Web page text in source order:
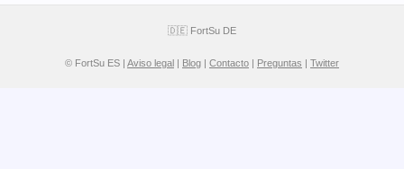
🇩🇪 FortSu DE
© FortSu ES | Aviso legal | Blog | Contacto | Preguntas | Twitter